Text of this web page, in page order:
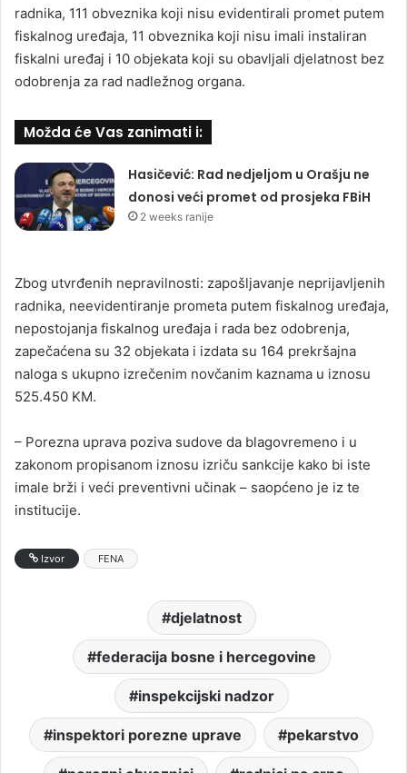
radnika, 111 obveznika koji nisu evidentirali promet putem
fiskalnog uređaja, 11 obveznika koji nisu imali instaliran
fiskalni uređaj i 10 objekata koji su obavljali djelatnost bez
odobrenja za rad nadležnog organa.
Možda će Vas zanimati i:
Hasičević: Rad nedjeljom u Orašju ne
donosi veći promet od prosjeka FBiH
2 weeks ranije
Zbog utvrđenih nepravilnosti: zapošljavanje neprijavljenih
radnika, neevidentiranje prometa putem fiskalnog uređaja,
nepostojanja fiskalnog uređaja i rada bez odobrenja,
zapečaćena su 32 objekata i izdata su 164 prekršajna
naloga s ukupno izrečenim novčanim kaznama u iznosu
525.450 KM.
– Porezna uprava poziva sudove da blagovremeno i u
zakonom propisanom iznosu izriču sankcije kako bi iste
imale brži i veći preventivni učinak – saopćeno je iz te
institucije.
Izvor FENA
djelatnost
federacija bosne i hercegovine
inspekcijski nadzor
inspektori porezne uprave pekarstvo